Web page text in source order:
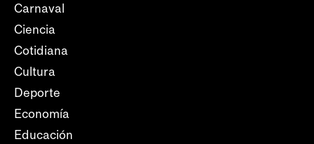
Carnaval
Ciencia
Cotidiana
Cultura
Deporte
Economía
Educación